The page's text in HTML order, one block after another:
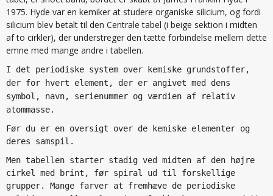
1975. Hyde var en kemiker at studere organiske silicium, og fordi
silicium blev betalt til den Centrale tabel (i beige sektion i midten
af to cirkler), der understreger den tætte forbindelse mellem dette
emne med mange andre i tabellen.
I det periodiske system over kemiske grundstoffer,
der for hvert element, der er angivet med dens
symbol, navn, serienummer og værdien af relativ
atommasse.
Før du er en oversigt over de kemiske elementer og
deres samspil.
Men tabellen starter stadig ved midten af den højre
cirkel med brint, før spiral ud til forskellige
grupper. Mange farver at fremhæve de periodiske